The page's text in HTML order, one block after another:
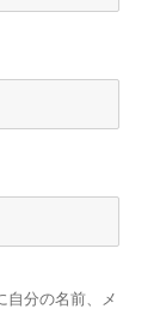
自分の名前、メ